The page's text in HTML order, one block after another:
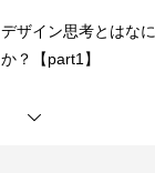
デザイン思考とはなに
か？【part2】